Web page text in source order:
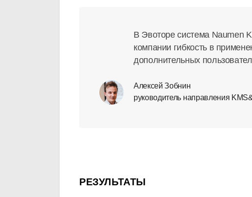
В Эвоторе система Naumen
компании гибкость в
дополнительных
Алексей Зобнин
руководитель направления
РЕЗУЛЬТАТЫ